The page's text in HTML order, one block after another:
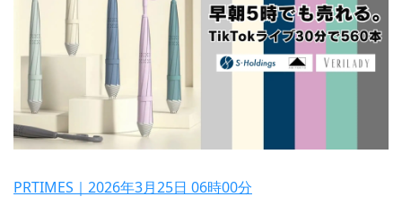
PRTIMES｜2026年3月25日 06時00分